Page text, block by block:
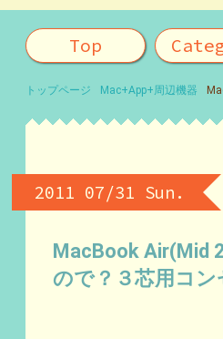
Top
トップページ Mac+App+周辺機器
2011 07/31 Sun.
MacBook Air(Mid
ので？３芯用コ